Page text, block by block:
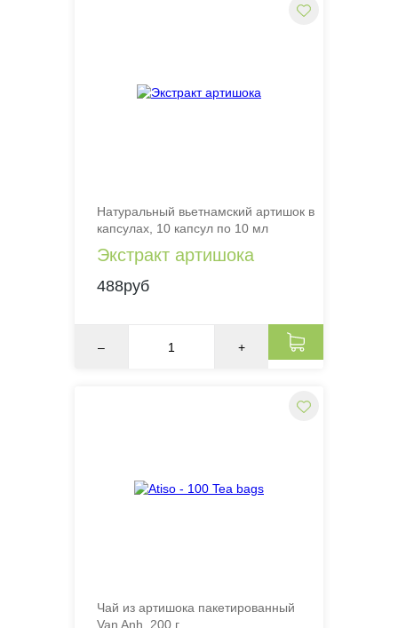
Натуральный вьетнамский артишок в
капсулах, 10 капсул по 10 мл
Экстракт артишока
488руб
– +
Чай из артишока пакетированный
Van Anh, 200 г